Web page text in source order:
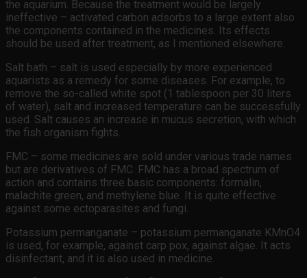
the aquarium. Because the treatment would be largely
ineffective – activated carbon adsorbs to a large extent also
the components contained in the medicines. Its effects
should be used after treatment, as I mentioned elsewhere.
Salt bath – salt is used especially by more experienced
aquarists as a remedy for some diseases. For example, to
remove the so-called white spot (1 tablespoon per 30 liters
of water), salt and increased temperature can be successfully
used. Salt causes an increase in mucus secretion, with which
the fish organism fights.
FMC – some medicines are sold under various trade names
but are derivatives of FMC. FMC has a broad spectrum of
action and contains three basic components: formalin,
malachite green, and methylene blue. It is quite effective
against some ectoparasites and fungi.
Potassium permanganate – potassium permanganate KMnO4
is used, for example, against carp pox, against algae. It acts
disinfectant, and it is also used in medicine.